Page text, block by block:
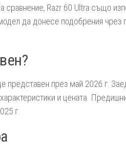
Razr 60 Ultra също
да донесе подобрения чрез
представен през май 2026 г.
и цената.
г.